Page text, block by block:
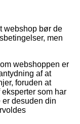
webshop bør de
men
webshoppen er
af at
foruden at
som har
desuden din